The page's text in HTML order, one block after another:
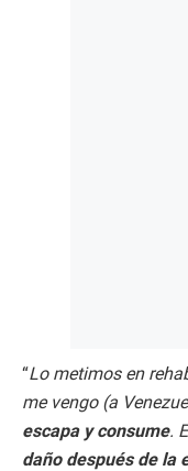
“Lo metimos en
me vengo (a
escapa y consume.
daño después de la